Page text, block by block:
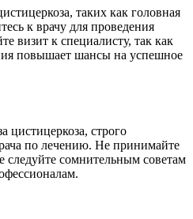
таких как головная
к врачу для проведения
визит к специалисту, так как
повышает шансы на успешное
цистицеркоза, строго
по лечению. Не принимайте
следуйте сомнительным советам